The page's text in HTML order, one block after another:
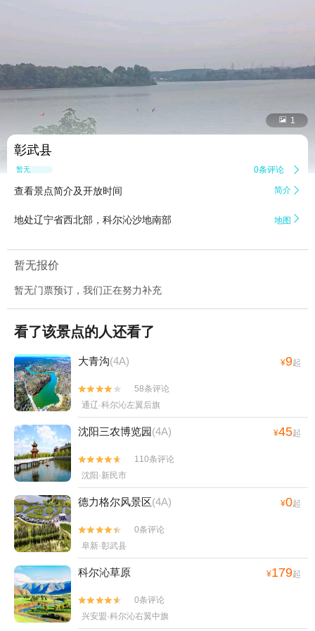
 1
彰武县
暂无点评 0条评论 
查看景点简介及开放时间 简介 
地处辽宁省西北部，科尔沁沙地南部 地图 
暂无报价
暂无门票预订，我们正在努力补充
看了该景点的人还看了
大青沟(4A) ¥9起


58条评论
通辽·科尔沁左翼后旗
沈阳三农博览园(4A) ¥45起


110条评论
沈阳·新民市
德力格尔风景区(4A) ¥0起


0条评论
阜新·彰武县
科尔沁草原 ¥179起


0条评论
兴安盟·科尔沁右翼中旗